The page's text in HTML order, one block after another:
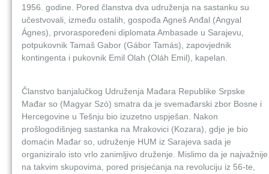
1956. godine. Pored članstva dva udruženja na sastanku su
učestvovali, između ostalih, gospođa Agneš Anđal (Angyal
Ágnes), prvoraspoređeni diplomata Ambasade u Sarajevu,
potpukovnik Tamaš Gabor (Gábor Tamás), zapovjednik
kontingenta i pukovnik Emil Olah (Oláh Emil), kapelan.
Članstvo banjalučkog Udruženja Mađara Republike Srpske
Mađar so (Magyar Szó) smatra da je svemađarski zbor Bosne i
Hercegovine u Tešnju bio izuzetno uspješan. Nakon
prošlogodišnjeg sastanka na Mrakovici (Kozara), gdje je bio
domaćin Mađar so, udruženje HUM iz Sarajeva sada je
organiziralo isto vrlo zanimljivo druženje. Mislimo da je najvažnije
na takvim skupovima, pored prisjećanja na revoluciju iz 56-te,